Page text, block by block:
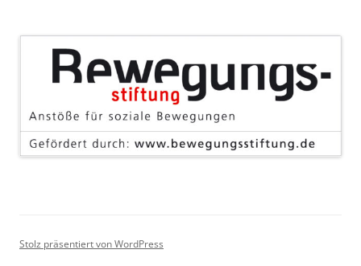
Stolz präsentiert von WordPress